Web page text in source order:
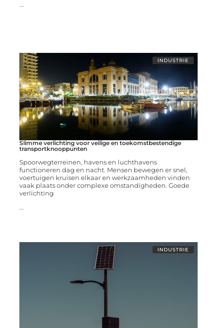
...
INDUSTRIE
Slimme verlichting voor veilige en toekomstbestendige
transportknooppunten
Spoorwegterreinen, havens en luchthavens
functioneren dag en nacht. Mensen bewegen er snel,
voertuigen kruisen elkaar en werkzaamheden vinden
vaak plaats onder complexe omstandigheden. Goede
verlichting
...
INDUSTRIE